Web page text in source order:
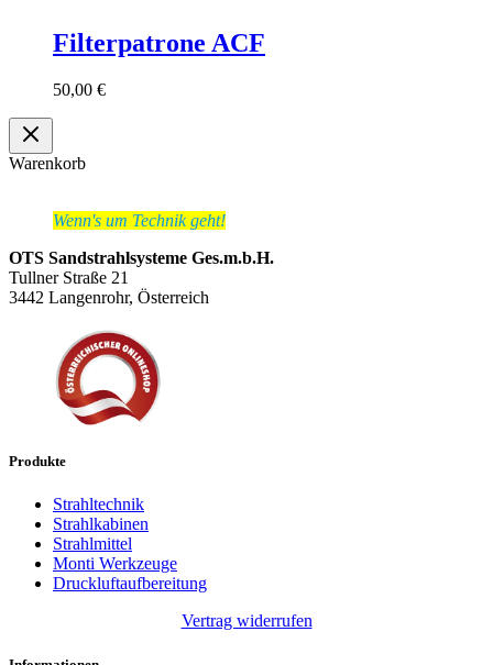
Filterpatrone ACF
50,00 €
Warenkorb
Wenn's um Technik geht!
OTS Sandstrahlsysteme Ges.m.b.H.
Tullner Straße 21
3442 Langenrohr, Österreich
Produkte
Strahltechnik
Strahlkabinen
Strahlmittel
Monti Werkzeuge
Druckluftaufbereitung
Vertrag widerrufen